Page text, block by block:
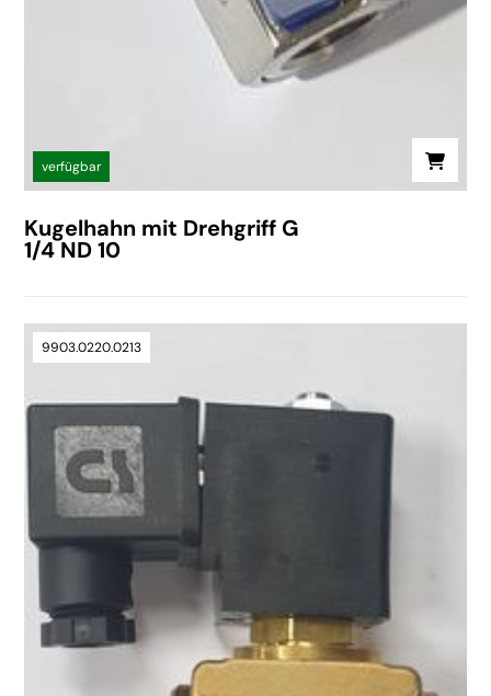
verfügbar
Kugelhahn mit Drehgriff G
1/4 ND 10
9903.0220.0213